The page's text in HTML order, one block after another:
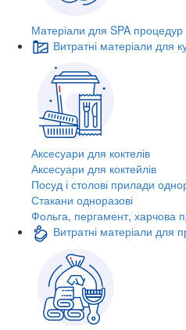
Матеріали для SPA процедур
Витратні матеріали для
Аксесуари для коктелів
Аксесуари для коктейлів
Посуд і столові прилади
Стакани одноразові
Фольга, пергамент, харчова
Витратні матеріали для